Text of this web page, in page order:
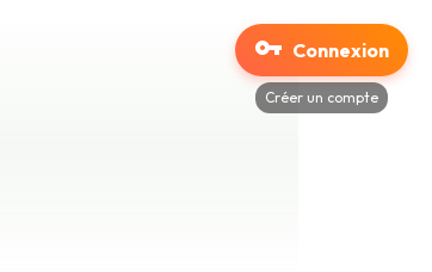
Connexion
Créer un compte